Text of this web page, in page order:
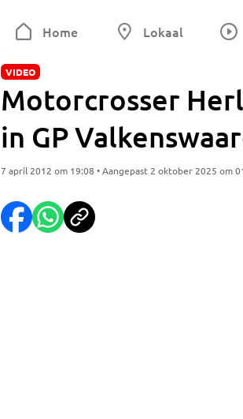
Home Lokaal
VIDEO
Motorcrosser
in GP
7 april 2012 om 19:08 • Aangepast 2 oktober 2025 om